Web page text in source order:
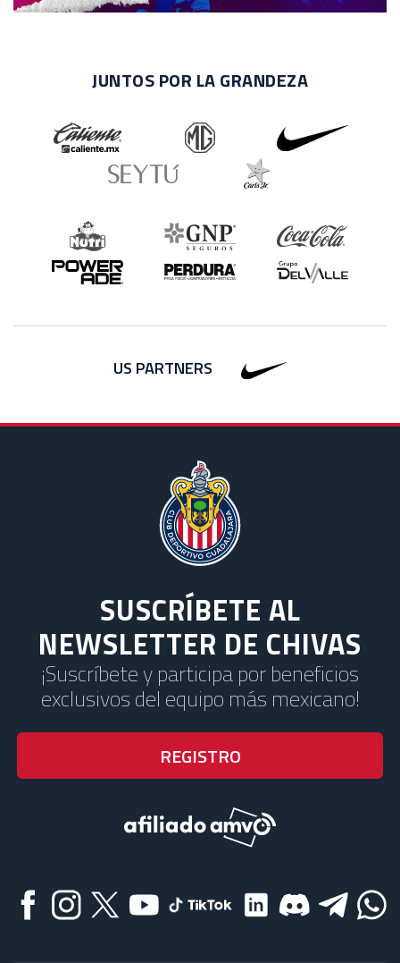
JUNTOS POR LA GRANDEZA
US PARTNERS
SUSCRÍBETE AL
NEWSLETTER DE CHIVAS
¡Suscríbete y participa por beneficios
exclusivos del equipo más mexicano!